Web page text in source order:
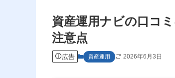
資産運用ナビの口コ
注意点
広告 資産運用 2026年6月3日